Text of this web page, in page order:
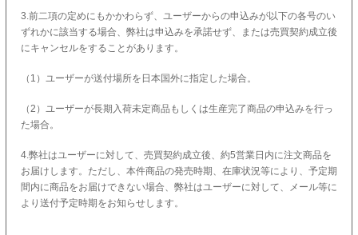
3.前二項の定めにもかかわらず、ユーザーからの申込みが以下の各号のい
ずれかに該当する場合、弊社は申込みを承諾せず、または売買契約成立後
にキャンセルをすることがあります。
（1）ユーザーが送付場所を日本国外に指定した場合。
（2）ユーザーが長期入荷未定商品もしくは生産完了商品の申込みを行っ
た場合。
4.弊社はユーザーに対して、売買契約成立後、約5営業日内に注文商品を
お届けします。ただし、本件商品の発売時期、在庫状況等により、予定期
間内に商品をお届けできない場合、弊社はユーザーに対して、メール等に
より送付予定時期をお知らせします。